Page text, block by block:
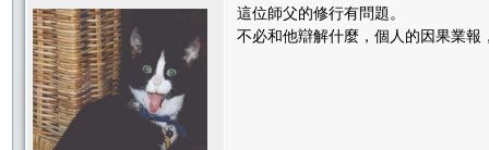
這位師父的修行有問題。
不必和他辯解什麼，個人的因果業報